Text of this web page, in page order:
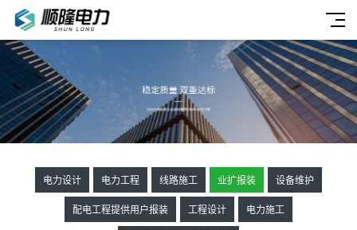
电力设计 电力工程 线路施工 业扩报装 设备维护
配电工程提供用户报装 工程设计 电力施工